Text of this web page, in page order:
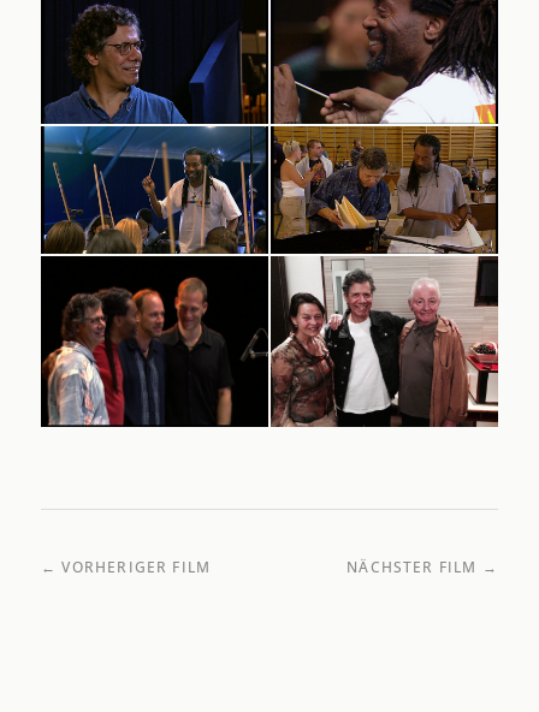
← VORHERIGER FILM NÄCHSTER FILM →